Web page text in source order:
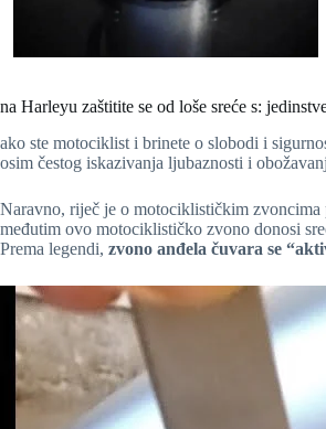
na Harleyu zaštitite se od loše sreće s:
ako ste motociklist i brinete o slobodi i
osim čestog iskazivanja ljubaznosti i
Naravno, riječ je o motociklističkim
međutim ovo motociklističko zvono donosi
Prema legendi, zvono anđela čuvara se